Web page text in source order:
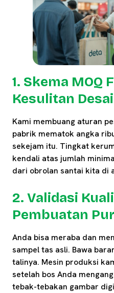
1. Skema MOQ
Kesulitan
Kami membuang aturan
pabrik mematok angka
sekejam itu. Tingkat
kendali atas jumlah
dari obrolan santai kita di
2. Validasi
Pembuatan
Anda bisa meraba dan
sampel tas asli. Bawa
talinya. Mesin produksi
setelah bos Anda
tebak-tebakan gambar